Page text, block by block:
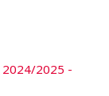
2025 -